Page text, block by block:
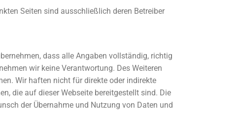
Seiten sind ausschließlich deren Betreiber
dass alle Angaben vollständig, richtig
wir keine Verantwortung. Des Weiteren
Wir haften nicht für direkte oder indirekte
die auf dieser Webseite bereitgestellt sind. Die
der Übernahme und Nutzung von Daten und